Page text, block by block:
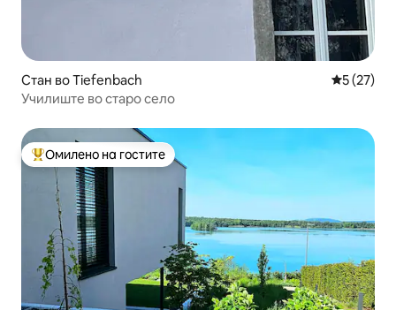
Стан во Tiefenbach Просечна
5 (27)
Училиште во старо село
Меѓу најуспешните „Омилени на гостите“
Омилено на гостите